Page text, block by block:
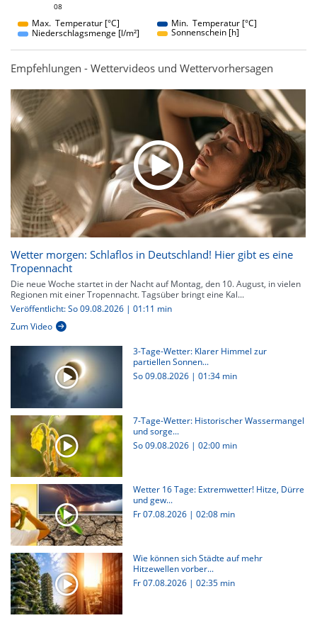
08
Max. Temperatur [°C]
Min. Temperatur [°C]
Niederschlagsmenge [l/m²]
Sonnenschein [h]
Empfehlungen - Wettervideos und Wettervorhersagen
Wetter morgen: Schlaflos in Deutschland! Hier gibt es eine
Tropennacht
Die neue Woche startet in der Nacht auf Montag, den 10. August, in vielen
Regionen mit einer Tropennacht. Tagsüber bringt eine Kal...
Veröffentlicht: So 09.08.2026 | 01:11 min
Zum Video
3-Tage-Wetter: Klarer Himmel zur
partiellen Sonnen...
So 09.08.2026 | 01:34 min
7-Tage-Wetter: Historischer Wassermangel
und sorge...
So 09.08.2026 | 02:00 min
Wetter 16 Tage: Extremwetter! Hitze, Dürre
und gew...
Fr 07.08.2026 | 02:08 min
Wie können sich Städte auf mehr
Hitzewellen vorber...
Fr 07.08.2026 | 02:35 min